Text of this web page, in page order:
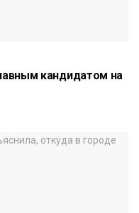
кандидатом на